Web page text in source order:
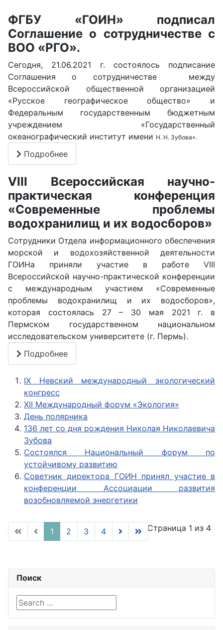
ФГБУ «ГОИН» подписал
Соглашение о сотрудничестве с
ВОО «РГО».
Сегодня, 21.06.2021 г. состоялось подписание
Соглашения о сотрудничестве между
Всероссийской общественной организацией
«Русское географическое общество» и
Федеральным государственным бюджетным
учреждением «Государственный
океанографический институт имени Н. Н. Зубова».
Подробнее
VIII Всероссийская научно-
практическая конференция
«Современные проблемы
водохранилищ и их водосборов»
Сотрудники Отдела информационного обеспечения
морской и водохозяйственной деятельности
ГОИНа приняли участие в работе VIII
Всероссийской научно-практической конференции
с международным участием «Современные
проблемы водохранилищ и их водосборов»,
которая состоялась 27 – 30 мая 2021 г. в
Пермском государственном национальном
исследовательском университете (г. Пермь).
Подробнее
IX Невский международный экологический
конгресс
XII Международный форум «Экология»
День полярника
136 лет со дня рождения Николая Николаевича
Зубова
Состоялся Национальный форум по
устойчивому развитию
Советник директора ГОИН принял участие в
конференции Ассоциации развития
возобновляемой энергетики
Страница 1 из 4
1 2 3 4
Поиск
Search ...